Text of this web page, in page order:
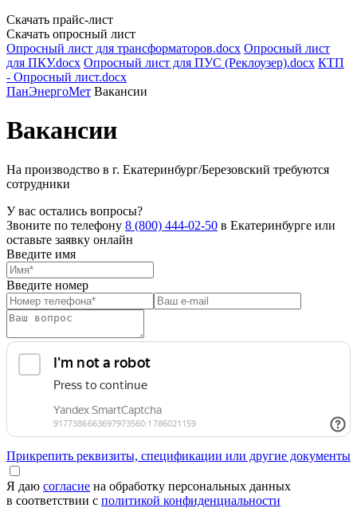
Скачать прайс-лист
Скачать опросный лист
Опросный лист для трансформаторов.docx Опросный лист
для ПКУ.docx Опросный лист для ПУС (Реклоузер).docx КТП
- Опросный лист.docx
ПанЭнергоМет Вакансии
Вакансии
На производство в г. Екатеринбург/Березовский требуются
сотрудники
У вас остались вопросы?
Звоните по телефону 8 (800) 444-02-50 в Екатеринбурге или
оставьте заявку онлайн
Введите имя
Введите номер
Прикрепить реквизиты, спецификации или другие документы
Я даю согласие на обработку персональных данных
в соответствии с политикой конфиденциальности